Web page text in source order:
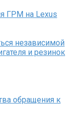
ГРМ на Lexus
независимой
и резинок
обращения к